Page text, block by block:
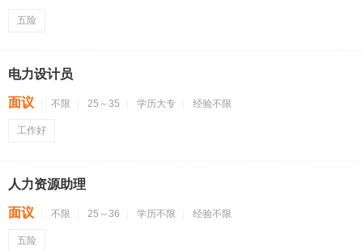
五险
电力设计员
面议 不限 25～35 学历大专 经验不限
工作好
人力资源助理
面议 不限 25～36 学历不限 经验不限
五险